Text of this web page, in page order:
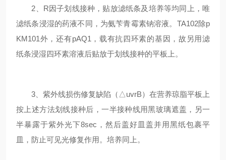
2、R因子划线接种，贴放滤纸条及培养等均同上，唯
滤纸条浸湿的药液不同，为氨苄青霉素钠溶液。TA102除p
KM101外，还有pAQ1，载有抗四环素的基因，故另用滤
纸条浸湿四环素溶液后贴放于划线接种的平板上。
3、紫外线损伤修复缺陷（△uvrB）在营养琼脂平板上
按上述方法划线接种后，一半接种线用黑玻璃遮盖，另一
半暴露于紫外光下8sec，然后盖好皿盖并用黑纸包裹平
皿，防止可见光修复作用。培养同上。